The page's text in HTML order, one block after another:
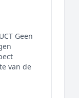
Geen
van de